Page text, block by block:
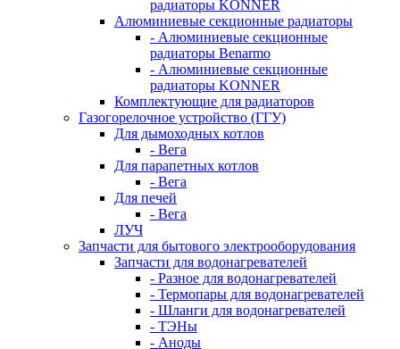
радиаторы KONNER
Алюминиевые секционные радиаторы
- Алюминиевые секционные
радиаторы Benarmo
- Алюминиевые секционные
радиаторы KONNER
Комплектующие для радиаторов
Газогорелочное устройство (ГГУ)
Для дымоходных котлов
- Вега
Для парапетных котлов
- Вега
Для печей
- Вега
ЛУЧ
Запчасти для бытового электрооборудования
Запчасти для водонагревателей
- Разное для водонагревателей
- Термопары для водонагревателей
- Шланги для водонагревателей
- ТЭНы
- Аноды